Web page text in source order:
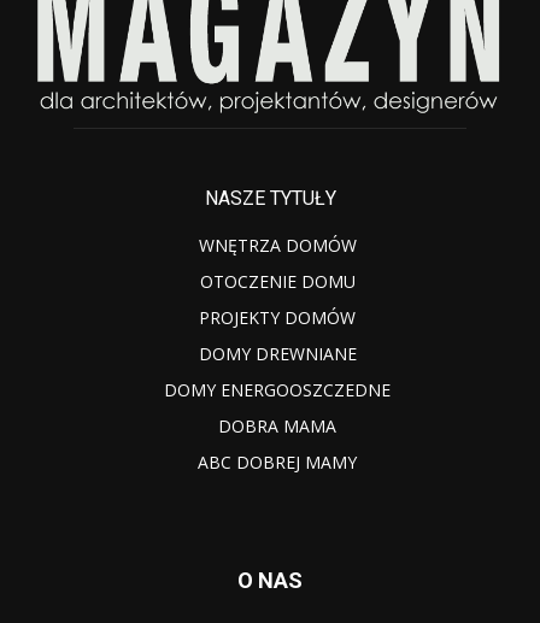
NASZE TYTUŁY
WNĘTRZA DOMÓW
OTOCZENIE DOMU
PROJEKTY DOMÓW
DOMY DREWNIANE
DOMY ENERGOOSZCZEDNE
DOBRA MAMA
ABC DOBREJ MAMY
O NAS